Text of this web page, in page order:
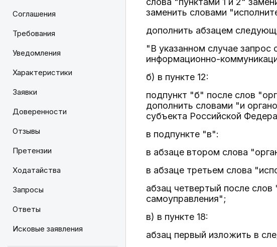
Соглашения
Требования
Уведомления
Характеристики
Заявки
Доверенности
Отзывы
Претензии
Ходатайства
Запросы
Ответы
Исковые заявления
заменить словами
дополнить абзацем
"В указанном случае запрос
информационно-
б) в пункте 12:
подпункт "б" после слов
дополнить словами "и
субъекта Российской
в подпункте "в":
в абзаце втором слова
в абзаце третьем слова
абзац четвертый после
самоуправления";
в) в пункте 18:
абзац первый изложить в